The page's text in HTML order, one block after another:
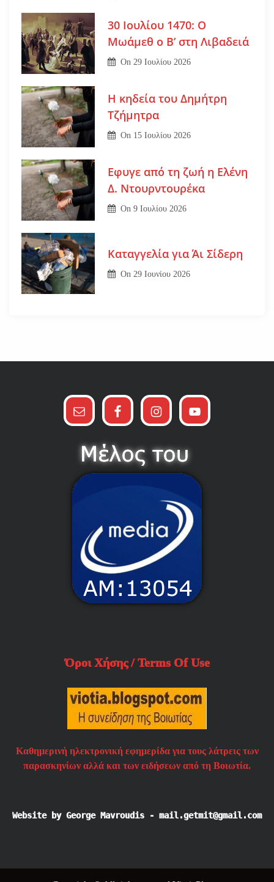
30 Ιουλίου 1470: Ο
Μωάμεθ ο Β’ στη Λιβαδειά
On29 Ιουλίου 2026
Η κηδεία του Δημήτρη
Τζήμητρα
On 15 Ιουλίου 2026
Εφυγε από τη ζωή η Ελένη
Δ. Ντουρντουρέκα
On9 Ιουλίου 2026
Καταγγελία για Άι Σίδερη
On 29 Ιουνίου 2026
Όροι Χήσης / Terms Of Use
Καθημερινή ηλεκτρονική εφημερίδα για τους λάτρεις των
παρασκηνίων αλλά και των ειδήσεων από τη Βοιωτία.
Website by George Mavroudis - mail.getmit@gmail.com